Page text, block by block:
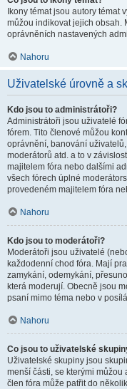
Ikony témat jsou autory témat
můžou indikovat jejich obsah.
oprávněních nastavených
Nahoru
Uživatelské úrovně a
Kdo jsou to administrátoři?
Administrátoři jsou uživatelé
fórem. Tito členové můžou
oprávnění, banování
moderátorů atd. a to v
majitelem fóra nebo dalšími
všech fórech úplné
provedeném majitelem fóra
Nahoru
Kdo jsou to moderátoři?
Moderátoři jsou uživatelé
každodenní chod fóra. Mají
zamykání, odemykání,
která moderují. Obecně jsou
psaní mimo téma nebo v
Nahoru
Co jsou to uživatelské
Uživatelské skupiny jsou
menší části, se kterými
člen fóra může patřit do